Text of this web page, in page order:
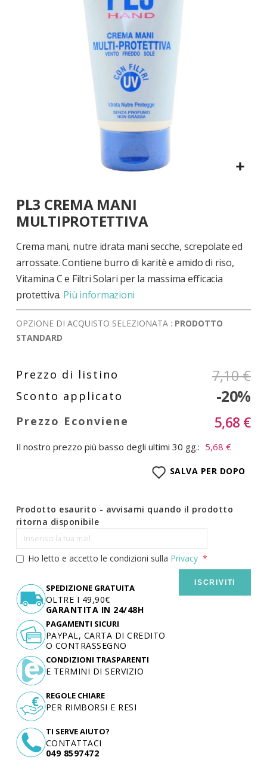
all'inizio
della
galleria
di
immagini
PL3 CREMA MANI
MULTIPROTETTIVA
Crema mani, nutre idrata mani secche, screpolate ed
arrossate. Contiene burro di karitè e amido di riso,
Vitamina C e Filtri Solari per la massima efficacia
protettiva. Più informazioni
OPZIONE DI ACQUISTO SELEZIONATA : PRODOTTO
STANDARD
7,10 €
-20%
5,68 €
Il nostro prezzo più basso degli ultimi 30 gg.: 5,68 €
SALVA PER DOPO
Prodotto esaurito - avvisami quando il prodotto
ritorna disponibile
Ho letto e accetto le condizioni sulla Privacy
ISCRIVITI
SPEDIZIONE GRATUITA
OLTRE I 49,90€
GARANTITA IN 24/48H
TI SERVE AIUTO?
CONTATTACI
049 8597472
PAGAMENTI SICURI
PAYPAL, CARTA DI CREDITO
O CONTRASSEGNO
CONDIZIONI TRASPARENTI
E TERMINI DI SERVIZIO
REGOLE CHIARE
PER RIMBORSI E RESI